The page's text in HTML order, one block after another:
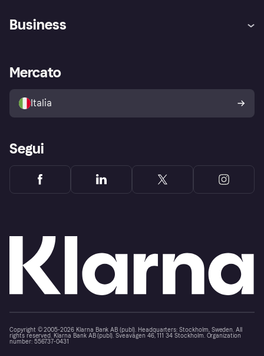
Esplora i negozi
Politica di protezione
dell'acquirente Klarna
Business
Accesso aziende
Mercato
Italia
Segui
Copyright © 2005-2026 Klarna Bank AB (publ). Headquarters: Stockholm, Sweden. All
rights reserved. Klarna Bank AB (publ). Sveavägen 46, 111 34 Stockholm. Organization
number: 556737-0431